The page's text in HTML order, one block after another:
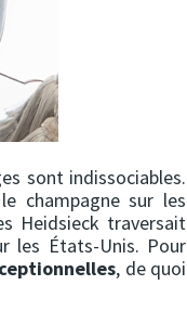
sont indissociables.
champagne sur les
Heidsieck traversait
les États-Unis. Pour
, de quoi